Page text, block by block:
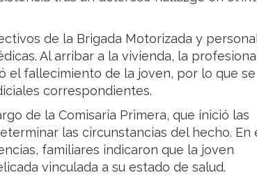
de la Brigada Motorizada y
Al arribar a la vivienda, la
el fallecimiento de la joven, por lo que se
correspondientes.
de la Comisaría Primera, que inició las
las circunstancias del hecho. En
familiares indicaron que la joven
vinculada a su estado de salud.